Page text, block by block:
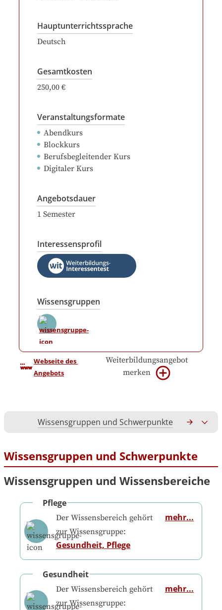
Hauptunterrichtssprache
Deutsch
Gesamtkosten
250,00 €
Veranstaltungsformate
Abendkurs
Blockkurs
Berufsbegleitender Kurs
Digitaler Kurs
Angebotsdauer
1 Semester
Interessensprofil
Wissensgruppen
Webseite des
Angebots
Weiterbildungsangebot
merken
Wissensgruppen und Schwerpunkte
Wissensgruppen und Schwerpunkte
Wissensgruppen und Wissensbereiche
Pflege
Der Wissensbereich gehört
zur Wissensgruppe:
Gesundheit, Pflege
mehr...
Gesundheit
Der Wissensbereich gehört
zur Wissensgruppe:
mehr...